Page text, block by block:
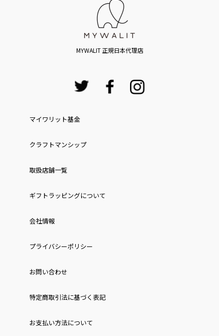
MYWALIT 正規日本代理店
マイワリット基金
クラフトマンシップ
取扱店舗一覧
ギフトラッピングについて
会社情報
プライバシーポリシー
お問い合わせ
特定商取引法に基づく表記
お⽀払い⽅法について